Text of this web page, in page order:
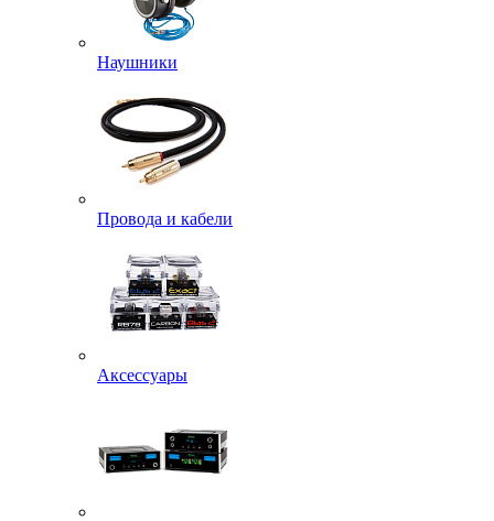
Наушники
Провода и кабели
Аксессуары